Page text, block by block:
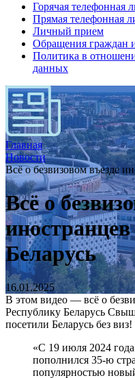
Горячая телефонная
Прямая телефонная
Личный прием
Обращения граждан
Политика в
данных
Главная
Новости
Всё о безвизовом въезде
Всё о
Беларусь
16.01.2025
В этом видео — всё о
Республику Беларусь
посетили Беларусь без виз!
«С 19 июля 2024
пополнился 35-ю
популярностью